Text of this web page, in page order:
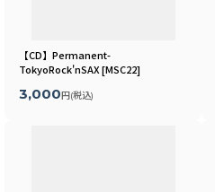
【CD】Permanent-
TokyoRock'nSAX[MSC22]
3,000円(税込)